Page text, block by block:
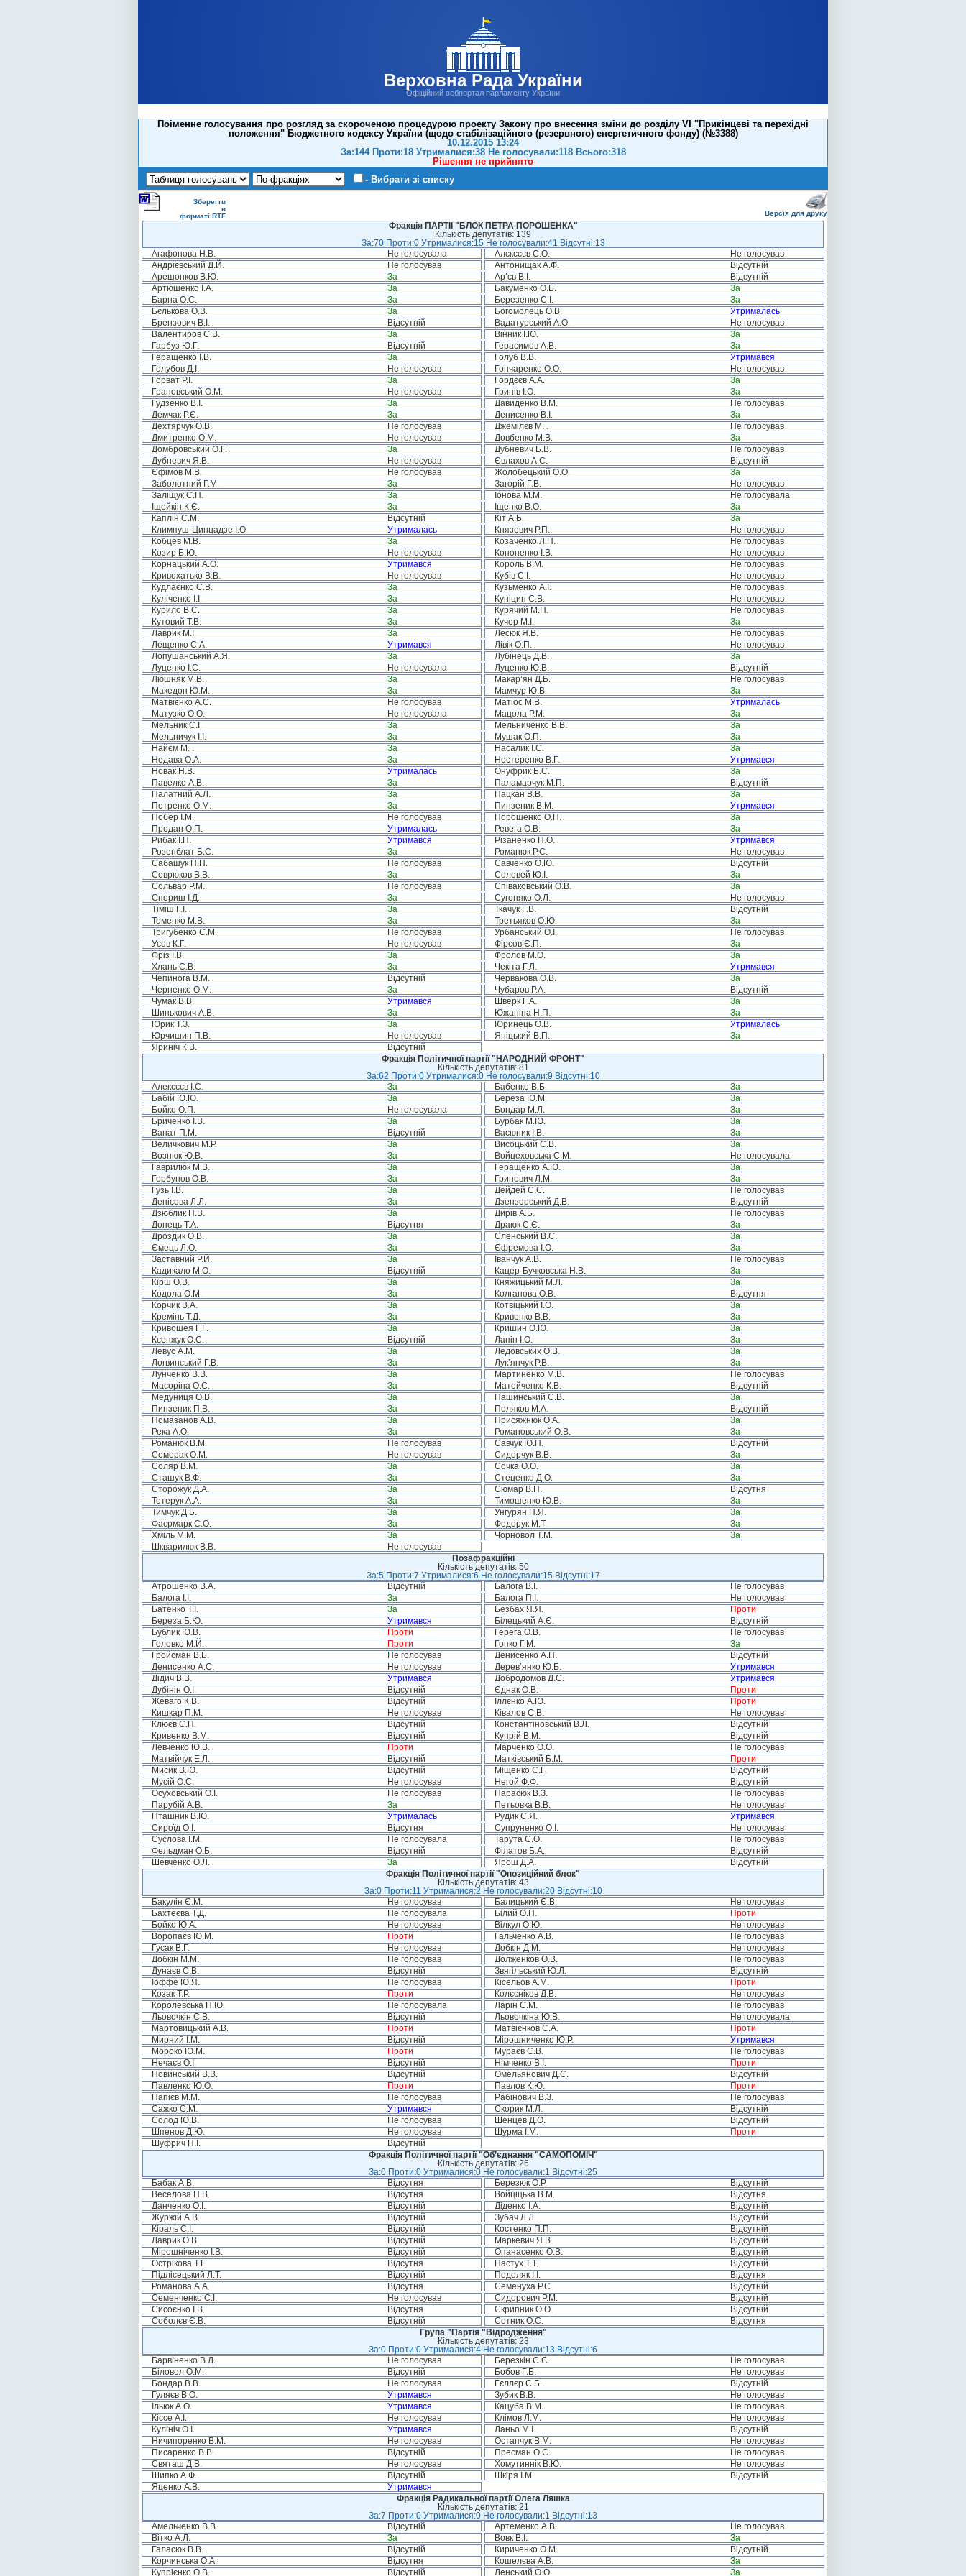
Верховна Рада України
Офіційний вебпортал парламенту України
Поіменне голосування про розгляд за скороченою процедурою проекту Закону про внесення зміни до розділу VI "Прикінцеві та перехідні
положення" Бюджетного кодексу України (щодо стабілізаційного (резервного) енергетичного фонду) (№3388)
10.12.2015 13:24
За:144 Проти:18 Утрималися:38 Не голосували:118 Всього:318
Рішення не прийнято
- Вибрати зі списку
Зберегти
в
форматі RTF
Версія для друку
Фракція ПАРТІЇ "БЛОК ПЕТРА ПОРОШЕНКА"
Кількість депутатів: 139
За:70 Проти:0 Утрималися:15 Не голосували:41 Відсутні:13
Агафонова Н.В.
Не голосувала Алєксєєв С.О.
Не голосував
Андрієвський Д.Й.
Не голосував Антонищак А.Ф.
Відсутній
Арешонков В.Ю.
За Ар’єв В.І.
Відсутній
Артюшенко І.А.
За Бакуменко О.Б.
За
Барна О.С.
За Березенко С.І.
За
Бєлькова О.В.
За Богомолець О.В.
Утрималась
Брензович В.І.
Відсутній Вадатурський А.О.
Не голосував
Валентиров С.В.
За Вінник І.Ю.
За
Гарбуз Ю.Г.
Відсутній Герасимов А.В.
За
Геращенко І.В.
За Голуб В.В.
Утримався
Голубов Д.І.
Не голосував Гончаренко О.О.
Не голосував
Горват Р.І.
За Гордєєв А.А.
За
Грановський О.М.
Не голосував Гринів І.О.
За
Гудзенко В.І.
За Давиденко В.М.
Не голосував
Демчак Р.Є.
За Денисенко В.І.
За
Дехтярчук О.В.
Не голосував Джемілєв М. .
Не голосував
Дмитренко О.М.
Не голосував Довбенко М.В.
За
Домбровський О.Г.
За Дубневич Б.В.
Не голосував
Дубневич Я.В.
Не голосував Євлахов А.С.
Відсутній
Єфімов М.В.
Не голосував Жолобецький О.О.
За
Заболотний Г.М.
За Загорій Г.В.
Не голосував
Заліщук С.П.
За Іонова М.М.
Не голосувала
Іщейкін К.Є.
За Іщенко В.О.
За
Каплін С.М.
Відсутній Кіт А.Б.
За
Климпуш-Цинцадзе І.О.
Утрималась Князевич Р.П.
Не голосував
Кобцев М.В.
За Козаченко Л.П.
Не голосував
Козир Б.Ю.
Не голосував Кононенко І.В.
Не голосував
Корнацький А.О.
Утримався Король В.М.
Не голосував
Кривохатько В.В.
Не голосував Кубів С.І.
Не голосував
Кудлаєнко С.В.
За Кузьменко А.І.
Не голосував
Куліченко І.І.
За Куніцин С.В.
Не голосував
Курило В.С.
За Курячий М.П.
Не голосував
Кутовий Т.В.
За Кучер М.І.
За
Лаврик М.І.
За Лесюк Я.В.
Не голосував
Лещенко С.А.
Утримався Лівік О.П.
Не голосував
Лопушанський А.Я.
За Лубінець Д.В.
За
Луценко І.С.
Не голосувала Луценко Ю.В.
Відсутній
Люшняк М.В.
За Макар’ян Д.Б.
Не голосував
Македон Ю.М.
За Мамчур Ю.В.
За
Матвієнко А.С.
Не голосував Матіос М.В.
Утрималась
Матузко О.О.
Не голосувала Мацола Р.М.
За
Мельник С.І.
За Мельниченко В.В.
За
Мельничук І.І.
За Мушак О.П.
За
Найєм М. .
За Насалик І.С.
За
Недава О.А.
За Нестеренко В.Г.
Утримався
Новак Н.В.
Утрималась Онуфрик Б.С.
За
Павелко А.В.
За Паламарчук М.П.
Відсутній
Палатний А.Л.
За Пацкан В.В.
За
Петренко О.М.
За Пинзеник В.М.
Утримався
Побер І.М.
Не голосував Порошенко О.П.
За
Продан О.П.
Утрималась Ревега О.В.
За
Рибак І.П.
Утримався Різаненко П.О.
Утримався
Розенблат Б.С.
За Романюк Р.С.
Не голосував
Сабашук П.П.
Не голосував Савченко О.Ю.
Відсутній
Севрюков В.В.
За Соловей Ю.І.
За
Сольвар Р.М.
Не голосував Співаковський О.В.
За
Спориш І.Д.
За Сугоняко О.Л.
Не голосував
Тіміш Г.І.
За Ткачук Г.В.
Відсутній
Томенко М.В.
За Третьяков О.Ю.
За
Тригубенко С.М.
Не голосував Урбанський О.І.
Не голосував
Усов К.Г.
Не голосував Фірсов Є.П.
За
Фріз І.В.
За Фролов М.О.
За
Хлань С.В.
За Чекіта Г.Л.
Утримався
Чепинога В.М.
Відсутній Червакова О.В.
За
Черненко О.М.
За Чубаров Р.А.
Відсутній
Чумак В.В.
Утримався Шверк Г.А.
За
Шинькович А.В.
За Южаніна Н.П.
За
Юрик Т.З.
За Юринець О.В.
Утрималась
Юрчишин П.В.
Не голосував Яніцький В.П.
За
Яриніч К.В.
Відсутній
Фракція Політичної партії "НАРОДНИЙ ФРОНТ"
Кількість депутатів: 81
За:62 Проти:0 Утрималися:0 Не голосували:9 Відсутні:10
Алексєєв І.С.
За Бабенко В.Б.
За
Бабій Ю.Ю.
За Береза Ю.М.
За
Бойко О.П.
Не голосувала Бондар М.Л.
За
Бриченко І.В.
За Бурбак М.Ю.
За
Ванат П.М.
Відсутній Васюник І.В.
За
Величкович М.Р.
За Висоцький С.В.
За
Вознюк Ю.В.
За Войцеховська С.М.
Не голосувала
Гаврилюк М.В.
За Геращенко А.Ю.
За
Горбунов О.В.
За Гриневич Л.М.
За
Гузь І.В.
За Дейдей Є.С.
Не голосував
Денісова Л.Л.
За Дзензерський Д.В.
Відсутній
Дзюблик П.В.
За Дирів А.Б.
Не голосував
Донець Т.А.
Відсутня Драюк С.Є.
За
Дроздик О.В.
За Єленський В.Є.
За
Ємець Л.О.
За Єфремова І.О.
За
Заставний Р.Й.
За Іванчук А.В.
Не голосував
Кадикало М.О.
Відсутній Кацер-Бучковська Н.В.
За
Кірш О.В.
За Княжицький М.Л.
За
Кодола О.М.
За Колганова О.В.
Відсутня
Корчик В.А.
За Котвіцький І.О.
За
Кремінь Т.Д.
За Кривенко В.В.
За
Кривошея Г.Г.
За Кришин О.Ю.
За
Ксенжук О.С.
Відсутній Лапін І.О.
За
Левус А.М.
За Ледовських О.В.
За
Логвинський Г.В.
За Лук’янчук Р.В.
За
Лунченко В.В.
За Мартиненко М.В.
Не голосував
Масоріна О.С.
За Матейченко К.В.
Відсутній
Медуниця О.В.
За Пашинський С.В.
За
Пинзеник П.В.
За Поляков М.А.
Відсутній
Помазанов А.В.
За Присяжнюк О.А.
За
Река А.О.
За Романовський О.В.
За
Романюк В.М.
Не голосував Савчук Ю.П.
Відсутній
Семерак О.М.
Не голосував Сидорчук В.В.
За
Соляр В.М.
За Сочка О.О.
За
Сташук В.Ф.
За Стеценко Д.О.
За
Сторожук Д.А.
За Сюмар В.П.
Відсутня
Тетерук А.А.
За Тимошенко Ю.В.
За
Тимчук Д.Б.
За Унгурян П.Я.
За
Фаєрмарк С.О.
За Федорук М.Т.
За
Хміль М.М.
За Чорновол Т.М.
За
Шкварилюк В.В.
Не голосував
Позафракційні
Кількість депутатів: 50
За:5 Проти:7 Утрималися:6 Не голосували:15 Відсутні:17
Атрошенко В.А.
Відсутній Балога В.І.
Не голосував
Балога І.І.
За Балога П.І.
Не голосував
Батенко Т.І.
За Безбах Я.Я.
Проти
Береза Б.Ю.
Утримався Білецький А.Є.
Відсутній
Бублик Ю.В.
Проти Герега О.В.
Не голосував
Головко М.Й.
Проти Гопко Г.М.
За
Гройсман В.Б.
Не голосував Денисенко А.П.
Відсутній
Денисенко А.С.
Не голосував Дерев’янко Ю.Б.
Утримався
Дідич В.В.
Утримався Добродомов Д.Є.
Утримався
Дубінін О.І.
Відсутній Єднак О.В.
Проти
Жеваго К.В.
Відсутній Іллєнко А.Ю.
Проти
Кишкар П.М.
Не голосував Ківалов С.В.
Не голосував
Клюєв С.П.
Відсутній Константіновський В.Л.
Відсутній
Кривенко В.М.
Відсутній Купрій В.М.
Відсутній
Левченко Ю.В.
Проти Марченко О.О.
Не голосував
Матвійчук Е.Л.
Відсутній Матківський Б.М.
Проти
Мисик В.Ю.
Відсутній Міщенко С.Г.
Відсутній
Мусій О.С.
Не голосував Негой Ф.Ф.
Відсутній
Осуховський О.І.
Не голосував Парасюк В.З.
Не голосував
Парубій А.В.
За Петьовка В.В.
Не голосував
Пташник В.Ю.
Утрималась Рудик С.Я.
Утримався
Сироїд О.І.
Відсутня Супруненко О.І.
Не голосував
Суслова І.М.
Не голосувала Тарута С.О.
Не голосував
Фельдман О.Б.
Відсутній Філатов Б.А.
Відсутній
Шевченко О.Л.
За Ярош Д.А.
Відсутній
Фракція Політичної партії "Опозиційний блок"
Кількість депутатів: 43
За:0 Проти:11 Утрималися:2 Не голосували:20 Відсутні:10
Бакулін Є.М.
Не голосував Балицький Є.В.
Не голосував
Бахтеєва Т.Д.
Не голосувала Білий О.П.
Проти
Бойко Ю.А.
Не голосував Вілкул О.Ю.
Не голосував
Воропаєв Ю.М.
Проти Гальченко А.В.
Не голосував
Гусак В.Г.
Не голосував Добкін Д.М.
Не голосував
Добкін М.М.
Не голосував Долженков О.В.
Не голосував
Дунаєв С.В.
Відсутній Звягільський Ю.Л.
Відсутній
Іоффе Ю.Я.
Не голосував Кісельов А.М.
Проти
Козак Т.Р.
Проти Колєсніков Д.В.
Не голосував
Королевська Н.Ю.
Не голосувала Ларін С.М.
Не голосував
Льовочкін С.В.
Відсутній Льовочкіна Ю.В.
Не голосувала
Мартовицький А.В.
Проти Матвієнков С.А.
Проти
Мирний І.М.
Відсутній Мірошниченко Ю.Р.
Утримався
Мороко Ю.М.
Проти Мураєв Є.В.
Не голосував
Нечаєв О.І.
Відсутній Німченко В.І.
Проти
Новинський В.В.
Відсутній Омельянович Д.С.
Відсутній
Павленко Ю.О.
Проти Павлов К.Ю.
Проти
Папієв М.М.
Не голосував Рабінович В.З.
Не голосував
Сажко С.М.
Утримався Скорик М.Л.
Відсутній
Солод Ю.В.
Не голосував Шенцев Д.О.
Відсутній
Шпенов Д.Ю.
Не голосував Шурма І.М.
Проти
Шуфрич Н.І.
Відсутній
Фракція Політичної партії "Об’єднання "САМОПОМІЧ"
Кількість депутатів: 26
За:0 Проти:0 Утрималися:0 Не голосували:1 Відсутні:25
Бабак А.В.
Відсутня Березюк О.Р.
Відсутній
Веселова Н.В.
Відсутня Войціцька В.М.
Відсутня
Данченко О.І.
Відсутній Діденко І.А.
Відсутній
Журжій А.В.
Відсутній Зубач Л.Л.
Відсутній
Кіраль С.І.
Відсутній Костенко П.П.
Відсутній
Лаврик О.В.
Відсутній Маркевич Я.В.
Відсутній
Мірошніченко І.В.
Відсутній Опанасенко О.В.
Відсутній
Острікова Т.Г.
Відсутня Пастух Т.Т.
Відсутній
Підлісецький Л.Т.
Відсутній Подоляк І.І.
Відсутня
Романова А.А.
Відсутня Семенуха Р.С.
Відсутній
Семенченко С.І.
Не голосував Сидорович Р.М.
Відсутній
Сисоєнко І.В.
Відсутня Скрипник О.О.
Відсутній
Соболєв Є.В.
Відсутній Сотник О.С.
Відсутня
Група "Партія "Відродження"
Кількість депутатів: 23
За:0 Проти:0 Утрималися:4 Не голосували:13 Відсутні:6
Барвіненко В.Д.
Не голосував Березкін С.С.
Не голосував
Біловол О.М.
Відсутній Бобов Г.Б.
Не голосував
Бондар В.В.
Не голосував Гєллєр Є.Б.
Відсутній
Гуляєв В.О.
Утримався Зубик В.В.
Не голосував
Ільюк А.О.
Утримався Кацуба В.М.
Не голосував
Кіссе А.І.
Не голосував Клімов Л.М.
Не голосував
Кулініч О.І.
Утримався Ланьо М.І.
Відсутній
Ничипоренко В.М.
Не голосував Остапчук В.М.
Не голосував
Писаренко В.В.
Відсутній Пресман О.С.
Не голосував
Святаш Д.В.
Не голосував Хомутиннік В.Ю.
Не голосував
Шипко А.Ф.
Відсутній Шкіря І.М.
Відсутній
Яценко А.В.
Утримався
Фракція Радикальної партії Олега Ляшка
Кількість депутатів: 21
За:7 Проти:0 Утрималися:0 Не голосували:1 Відсутні:13
Амельченко В.В.
Відсутній Артеменко А.В.
Не голосував
Вітко А.Л.
За Вовк В.І.
За
Галасюк В.В.
Відсутній Кириченко О.М.
Відсутній
Корчинська О.А.
Відсутня Кошелєва А.В.
За
Купрієнко О.В.
Відсутній Ленський О.О. За